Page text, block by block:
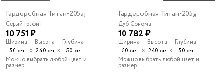
Гардеробная Титан-205aj
Серый графит
10 751 ₽
Ширина
50 см
х
Высота
240 см х
Глубина
50 см
Можно выбрать любой цвет и
размер
Гардеробная Титан-205g
Дуб Сонома
10 782 ₽
Ширина
50 см
х
Высота
240 см х
Глубина
50 см
Можно выбрать любой цвет и
размер